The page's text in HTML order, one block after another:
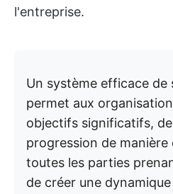
l'entreprise.
Un système efficace de
permet aux
objectifs significatifs,
progression de
toutes les parties
de créer une